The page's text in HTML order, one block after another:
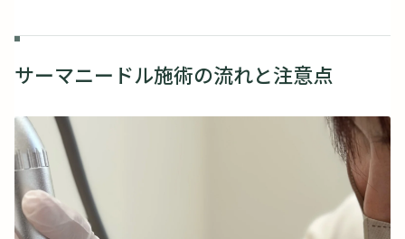
サーマニードル施術の流れと注意点